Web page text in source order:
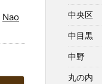
Nao 中央区
中目黒
中野
丸の内